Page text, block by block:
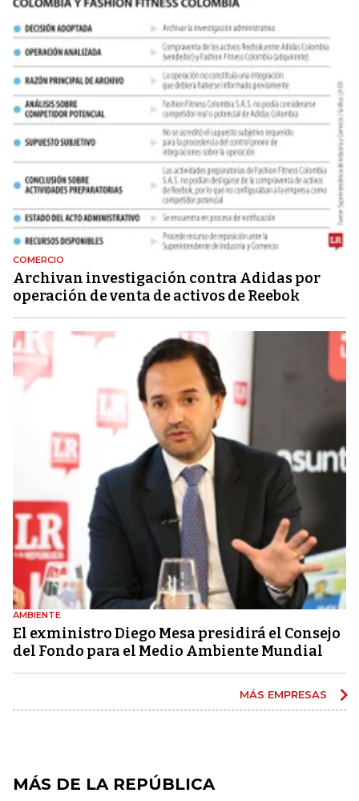
COMERCIO
Archivan investigación contra Adidas por
operación de venta de activos de Reebok
AMBIENTE
El exministro Diego Mesa presidirá el Consejo
del Fondo para el Medio Ambiente Mundial
MÁS EMPRESAS
MÁS DE LA REPÚBLICA